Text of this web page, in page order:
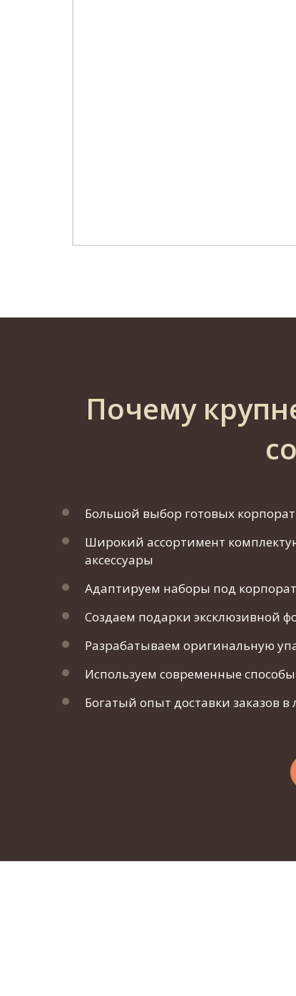
Почему
Большой выбор готовых
Широкий ассортимент
аксессуары
Адаптируем наборы под
Создаем подарки эксклюзивной
Разрабатываем оригинальную
Используем современные
Богатый опыт доставки заказов